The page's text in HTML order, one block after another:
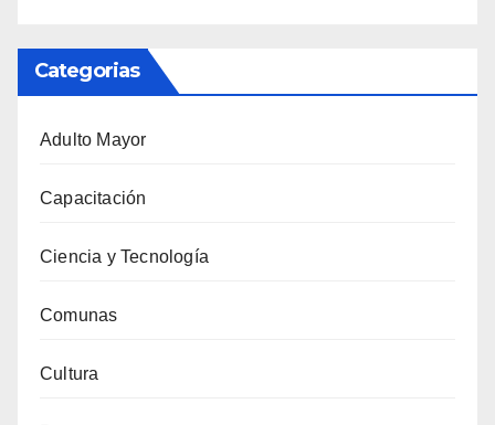
Categorias
Adulto Mayor
Capacitación
Ciencia y Tecnología
Comunas
Cultura